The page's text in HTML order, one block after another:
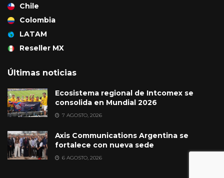
Chile
Colombia
LATAM
Reseller MX
Últimas noticias
Ecosistema regional de Intcomex se
consolida en Mundial 2026
7 AGOSTO, 2026
Axis Communications Argentina se
fortalece con nueva sede
6 AGOSTO, 2026